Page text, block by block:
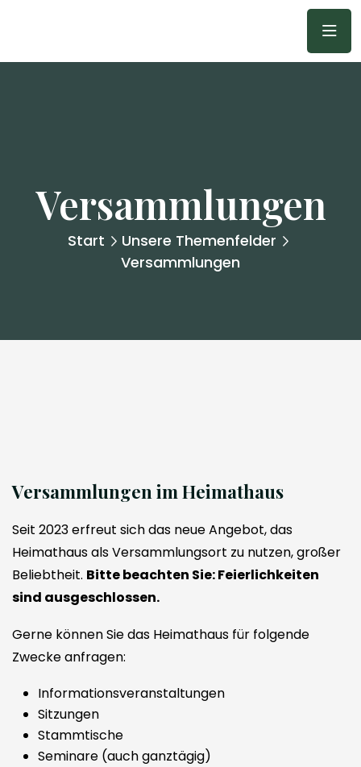
Versammlungen
Start
Unsere Themenfelder
Versammlungen
Versammlungen im Heimathaus
Seit 2023 erfreut sich das neue Angebot, das
Heimathaus als Versammlungsort zu nutzen, großer
Beliebtheit. Bitte beachten Sie: Feierlichkeiten
sind ausgeschlossen.
Gerne können Sie das Heimathaus für folgende
Zwecke anfragen:
Informationsveranstaltungen
Sitzungen
Stammtische
Seminare (auch ganztägig)